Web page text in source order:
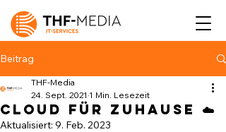
Beitrag
Cloud für Zuhause ☁️⁣
THF-Media
24. Sept. 2021 1 Min. Lesezeit
Aktualisiert: 9. Feb. 2023